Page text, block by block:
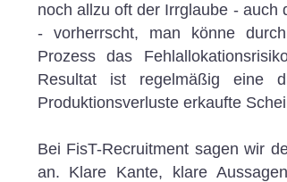
noch allzu oft der Irrglaube - auch
- vorherrscht, man könne
Prozess das
Resultat ist regelmäßig eine
Produktionsverluste erkaufte
Bei FisT-Recruitment sagen wir
an. Klare Kante, klare